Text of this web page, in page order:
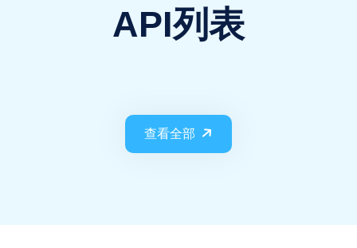
API列表
查看全部